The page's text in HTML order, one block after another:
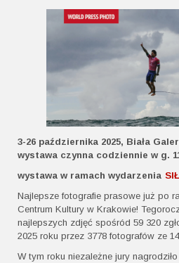
3-26 października 2025, Biała
wystawa czynna codziennie w g.
wystawa w ramach wydarzenia
Najlepsze fotografie prasowe już po
Centrum Kultury w Krakowie!
najlepszych zdjęć spośród 59 320
2025 roku przez 3778 fotografów ze
W tym roku niezależne jury